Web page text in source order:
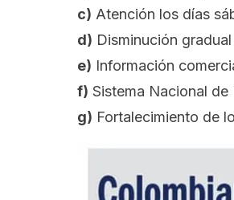
c) Atención los días
d) Disminución
e) Información
f) Sistema Nacional
g) Fortalecimiento de